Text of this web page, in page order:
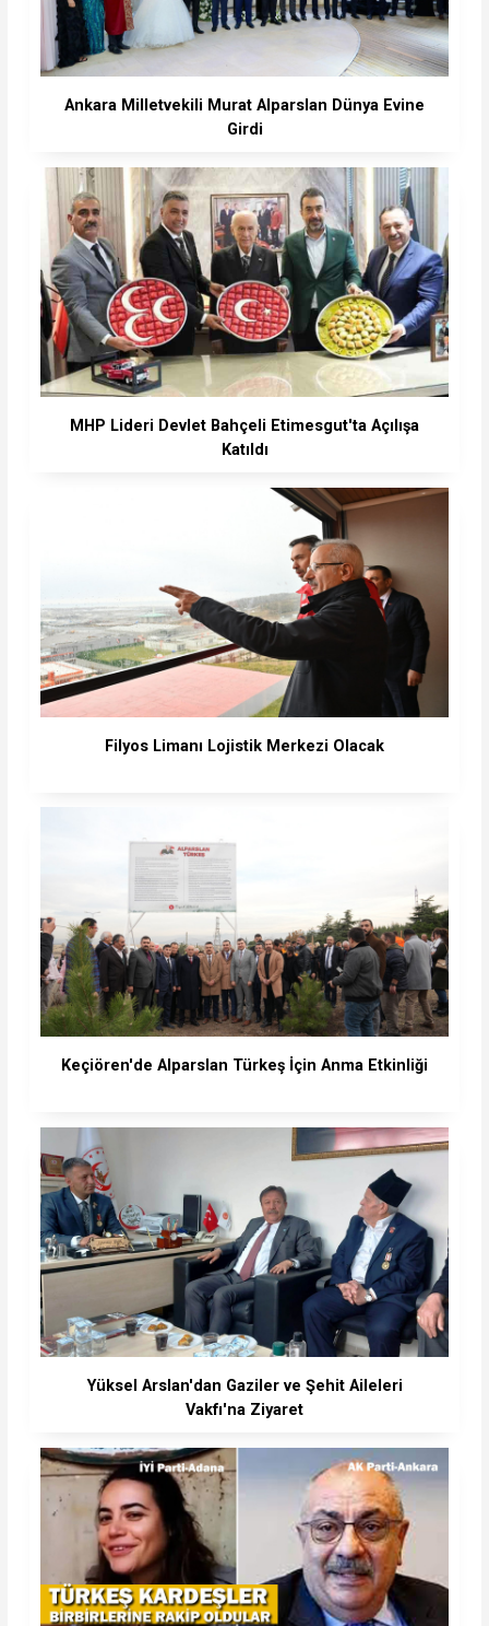
Ankara Milletvekili Murat Alparslan Dünya Evine
Girdi
MHP Lideri Devlet Bahçeli Etimesgut'ta Açılışa
Katıldı
Filyos Limanı Lojistik Merkezi Olacak
Keçiören'de Alparslan Türkeş İçin Anma Etkinliği
Yüksel Arslan'dan Gaziler ve Şehit Aileleri
Vakfı'na Ziyaret